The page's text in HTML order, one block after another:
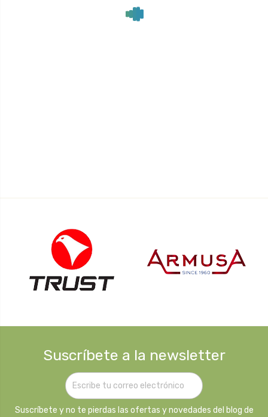
Suscríbete a la newsletter
Suscríbete y no te pierdas las ofertas y novedades del blog de